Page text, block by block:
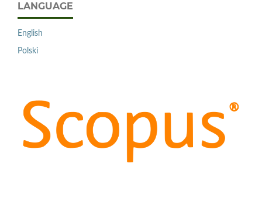
LANGUAGE
English
Polski